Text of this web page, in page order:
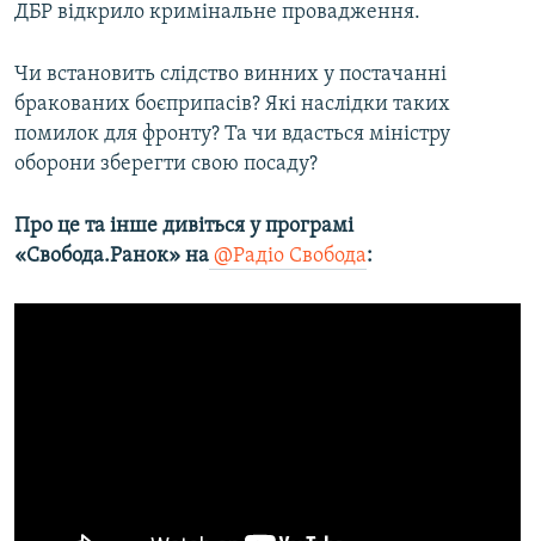
ДБР відкрило кримінальне провадження.
Чи встановить слідство винних у постачанні
бракованих боєприпасів? Які наслідки таких
помилок для фронту? Та чи вдасться міністру
оборони зберегти свою посаду?
Про це та інше дивіться у програмі
«Свобода.Ранок» на @Радіо Свобода: